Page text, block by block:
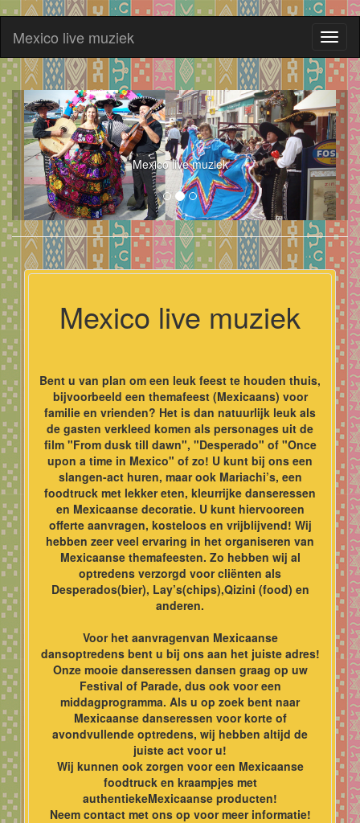
Mexico live muziek
Mexico live muziek
Mexico live muziek
Bent u van plan om een leuk feest te houden thuis,
bijvoorbeeld een themafeest (Mexicaans) voor
familie en vrienden? Het is dan natuurlijk leuk als
de gasten verkleed komen als personages uit de
film "From dusk till dawn", "Desperado" of "Once
upon a time in Mexico" of zo! U kunt bij ons een
slangen-act huren, maar ook Mariachi’s, een
foodtruck met lekker eten, kleurrijke danseressen
en Mexicaanse decoratie. U kunt hiervooreen
offerte aanvragen, kosteloos en vrijblijvend! Wij
hebben zeer veel ervaring in het organiseren van
Mexicaanse themafeesten. Zo hebben wij al
optredens verzorgd voor cliënten als
Desperados(bier), Lay’s(chips),Qizini (food) en
anderen.
Voor het aanvragenvan Mexicaanse
dansoptredens bent u bij ons aan het juiste adres!
Onze mooie danseressen dansen graag op uw
Festival of Parade, dus ook voor een
middagprogramma. Als u op zoek bent naar
Mexicaanse danseressen voor korte of
avondvullende optredens, wij hebben altijd de
juiste act voor u!
Wij kunnen ook zorgen voor een Mexicaanse
foodtruck en kraampjes met
authentiekeMexicaanse producten!
Neem contact met ons op voor meer informatie!